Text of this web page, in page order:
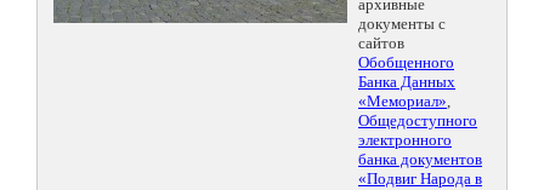
архивные
документы с
сайтов
Обобщенного
Банка Данных
«Мемориал»,
Общедоступного
электронного
банка документов
«Подвиг Народа в